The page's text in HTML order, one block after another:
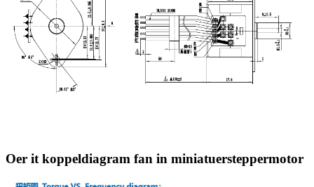
Oer it koppeldiagram fan in miniatuersteppermotor